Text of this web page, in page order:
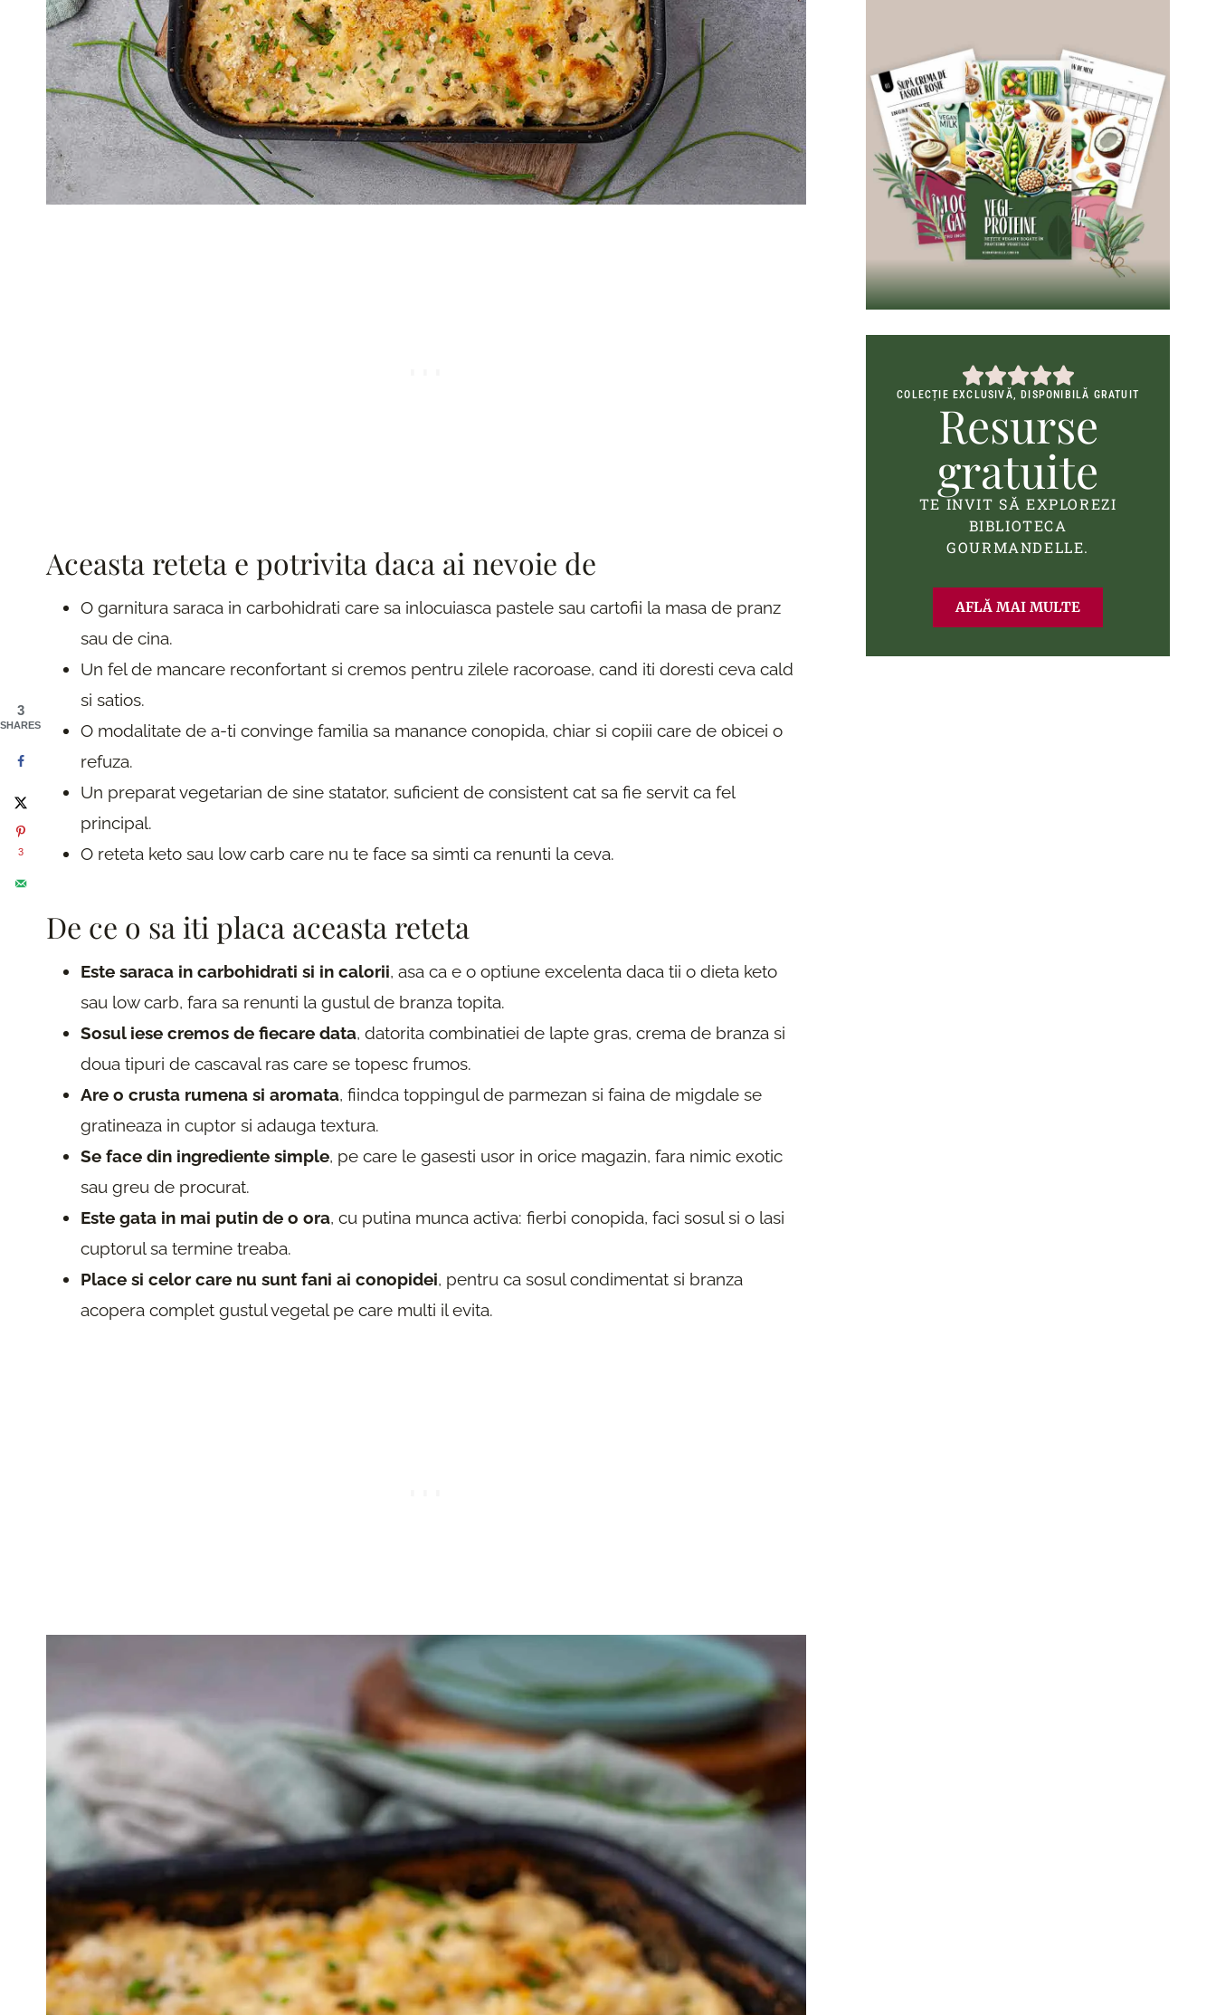
Aceasta reteta e potrivita daca ai nevoie de
O garnitura saraca in carbohidrati care sa inlocuiasca pastele sau cartofii la masa de pranz
sau de cina.
Un fel de mancare reconfortant si cremos pentru zilele racoroase, cand iti doresti ceva cald
si satios.
O modalitate de a-ti convinge familia sa manance conopida, chiar si copiii care de obicei o
refuza.
Un preparat vegetarian de sine statator, suficient de consistent cat sa fie servit ca fel
principal.
O reteta keto sau low carb care nu te face sa simti ca renunti la ceva.
De ce o sa iti placa aceasta reteta
Este saraca in carbohidrati si in calorii, asa ca e o optiune excelenta daca tii o dieta keto
sau low carb, fara sa renunti la gustul de branza topita.
Sosul iese cremos de fiecare data, datorita combinatiei de lapte gras, crema de branza si
doua tipuri de cascaval ras care se topesc frumos.
Are o crusta rumena si aromata, fiindca toppingul de parmezan si faina de migdale se
gratineaza in cuptor si adauga textura.
Se face din ingrediente simple, pe care le gasesti usor in orice magazin, fara nimic exotic
sau greu de procurat.
Este gata in mai putin de o ora, cu putina munca activa: fierbi conopida, faci sosul si o lasi
cuptorul sa termine treaba.
Place si celor care nu sunt fani ai conopidei, pentru ca sosul condimentat si branza
acopera complet gustul vegetal pe care multi il evita.
COLECȚIE EXCLUSIVĂ, DISPONIBILĂ GRATUIT
Resurse
gratuite
TE INVIT SĂ EXPLOREZI
BIBLIOTECA
GOURMANDELLE.
AFLĂ MAI MULTE
3
SHARES
3